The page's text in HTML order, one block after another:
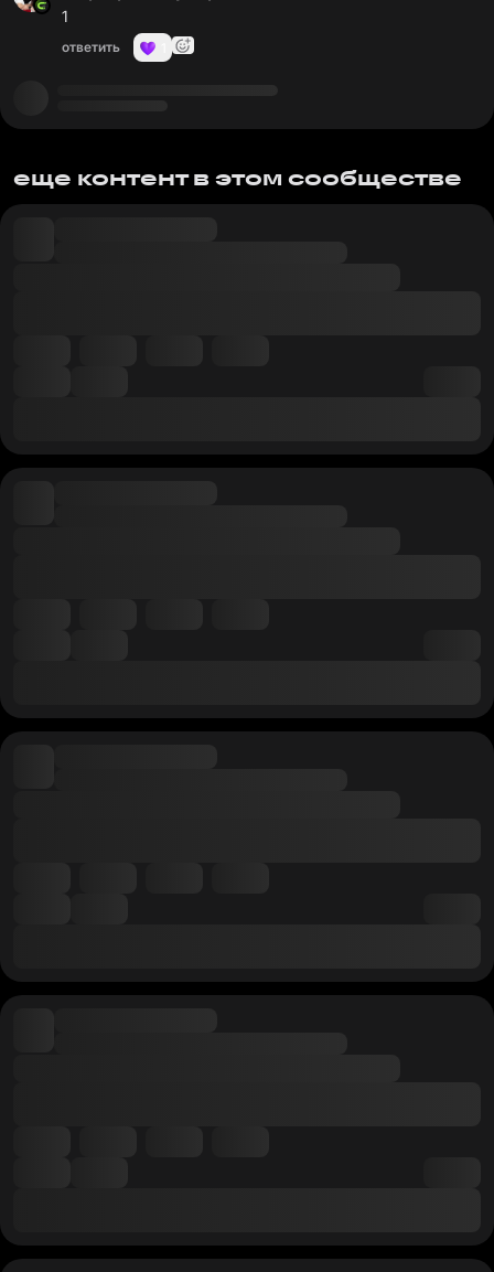
1
ответить
еще контент в этом сообществе